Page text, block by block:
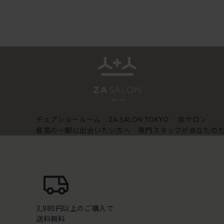
チェアショールーム ZA SALON TOKYO
坐サロン
最高の一脚に出会いたい方へ 専門スタッフがあなたの
3,980円以上のご購入で
送料無料